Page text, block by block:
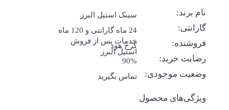
نام برند: سینک استیل البرز
گارانتی:
24 ماه گارانتی و 120 ماه
خدمات پس از فروش
استیل البرز
فروشنده: کرج هود
رضایت خرید: 90%
وضعیت موجودی: تماس بگیرید
ویژگی‌های محصول